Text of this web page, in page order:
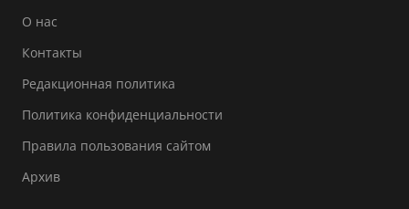
О нас
Контакты
Редакционная политика
Политика конфиденциальности
Правила пользования сайтом
Архив